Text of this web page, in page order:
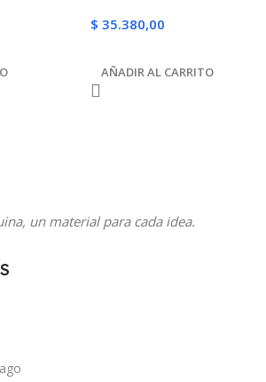
$ 35.380,00
AÑADIR AL CARRITO
un material para cada idea.